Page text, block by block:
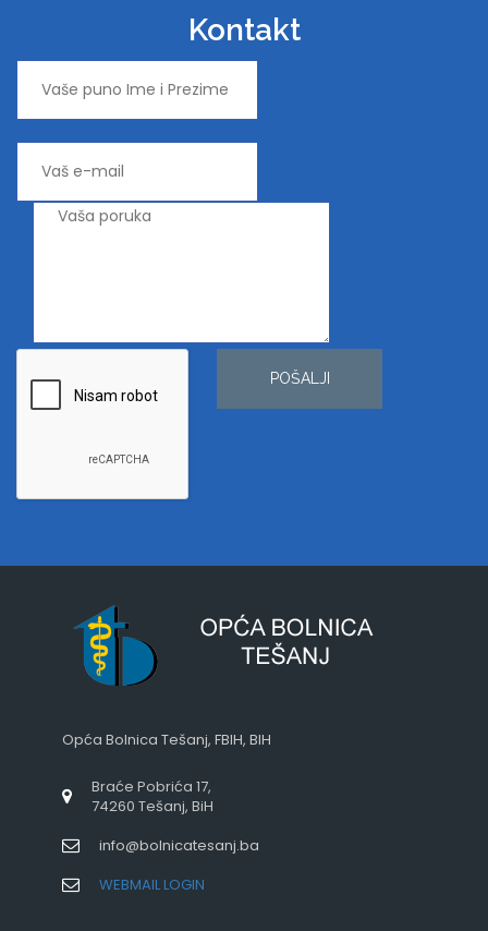
Kontakt
POŠALJI
Opća Bolnica Tešanj, FBIH, BIH
Braće Pobrića 17,
74260 Tešanj, BiH
info@bolnicatesanj.ba
WEBMAIL LOGIN